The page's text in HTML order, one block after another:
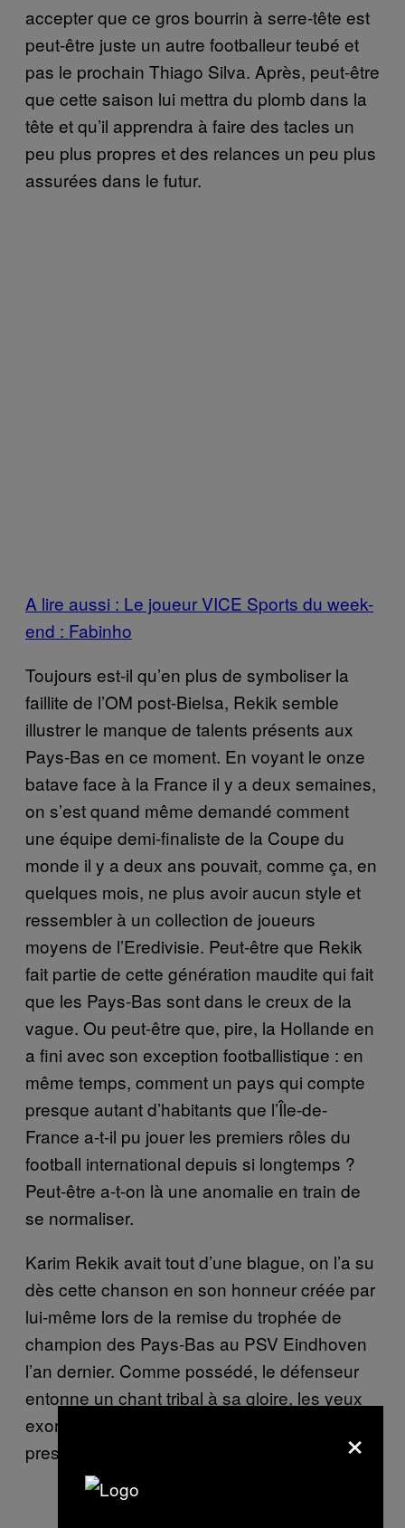
accepter que ce gros bourrin à serre-tête est
peut-être juste un autre footballeur teubé et
pas le prochain Thiago Silva. Après, peut-être
que cette saison lui mettra du plomb dans la
tête et qu’il apprendra à faire des tacles un
peu plus propres et des relances un peu plus
assurées dans le futur.
A lire aussi : Le joueur VICE Sports du week-
end : Fabinho
Toujours est-il qu’en plus de symboliser la
faillite de l’OM post-Bielsa, Rekik semble
illustrer le manque de talents présents aux
Pays-Bas en ce moment. En voyant le onze
batave face à la France il y a deux semaines,
on s’est quand même demandé comment
une équipe demi-finaliste de la Coupe du
monde il y a deux ans pouvait, comme ça, en
quelques mois, ne plus avoir aucun style et
ressembler à un collection de joueurs
moyens de l’Eredivisie. Peut-être que Rekik
fait partie de cette génération maudite qui fait
que les Pays-Bas sont dans le creux de la
vague. Ou peut-être que, pire, la Hollande en
a fini avec son exception footballistique : en
même temps, comment un pays qui compte
presque autant d’habitants que l’Île-de-
France a-t-il pu jouer les premiers rôles du
football international depuis si longtemps ?
Peut-être a-t-on là une anomalie en train de
se normaliser.
Karim Rekik avait tout d’une blague, on l’a su
dès cette chanson en son honneur créée par
lui-même lors de la remise du trophée de
champion des Pays-Bas au PSV Eindhoven
l’an dernier. Comme possédé, le défenseur
entonne un chant tribal à sa gloire, les yeux
exorbités, comme nous devant ses
prestations. Karim Rekik, Karim Rekiki.
×